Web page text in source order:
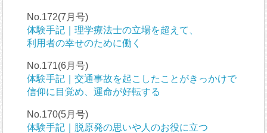
No.172(7月号)
体験手記｜理学療法士の立場を超えて、
利用者の幸せのために働く
No.171(6月号)
体験手記｜交通事故を起こしたことがきっかけで
信仰に目覚め、運命が好転する
No.170(5月号)
体験手記｜脱原発の思いや人のお役に立つ